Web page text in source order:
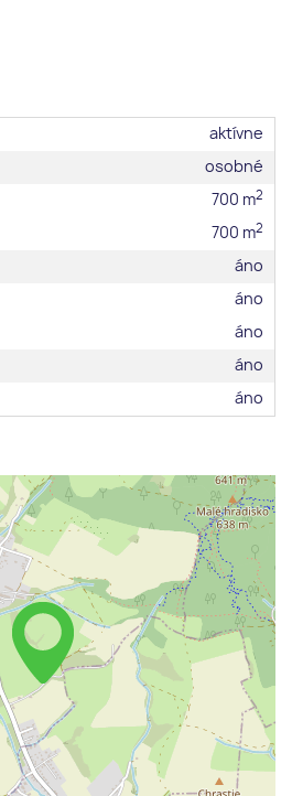
aktívne
osobné
700 m2
700 m2
áno
áno
áno
áno
áno